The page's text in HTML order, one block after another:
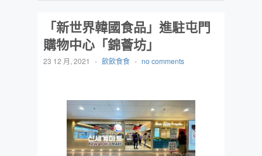
「新世界韓國食品」進駐屯門
購物中心「錦薈坊」
23 12 月, 2021 - 飲飲食食 - no comments